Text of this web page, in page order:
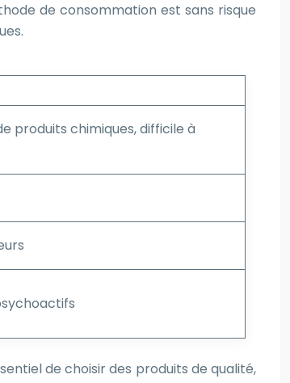
de consommation est sans risque
produits chimiques, difficile à
de choisir des produits de qualité,